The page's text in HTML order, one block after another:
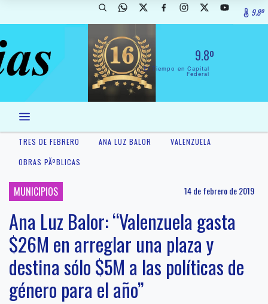
9.8º
9.8º
El Tiempo en Capital
Federal
TRES DE FEBRERO ANA LUZ BALOR
VALENZUELA
OBRAS PÃºBLICAS
MUNICIPIOS 14 de febrero de 2019
Ana Luz Balor: “Valenzuela gasta
$26M en arreglar una plaza y
destina sólo $5M a las políticas de
género para el año”